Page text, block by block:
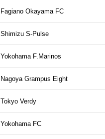
Fagiano Okayama FC
Shimizu S-Pulse
Yokohama F.Marinos
Nagoya Grampus Eight
Tokyo Verdy
Yokohama FC